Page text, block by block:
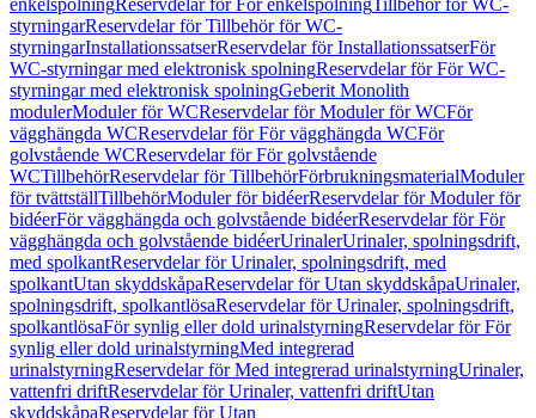
enkelspolningReservdelar för För enkelspolningTillbehör för WC-
styrningarReservdelar för Tillbehör för WC-
styrningarInstallationssatserReservdelar för InstallationssatserFör
WC-styrningar med elektronisk spolningReservdelar för För WC-
styrningar med elektronisk spolningGeberit Monolith
modulerModuler för WCReservdelar för Moduler för WCFör
vägghängda WCReservdelar för För vägghängda WCFör
golvstående WCReservdelar för För golvstående
WCTillbehörReservdelar för TillbehörFörbrukningsmaterialModuler
för tvättställTillbehörModuler för bidéerReservdelar för Moduler för
bidéerFör vägghängda och golvstående bidéerReservdelar för För
vägghängda och golvstående bidéerUrinalerUrinaler, spolningsdrift,
med spolkantReservdelar för Urinaler, spolningsdrift, med
spolkantUtan skyddskåpaReservdelar för Utan skyddskåpaUrinaler,
spolningsdrift, spolkantlösaReservdelar för Urinaler, spolningsdrift,
spolkantlösaFör synlig eller dold urinalstyrningReservdelar för För
synlig eller dold urinalstyrningMed integrerad
urinalstyrningReservdelar för Med integrerad urinalstyrningUrinaler,
vattenfri driftReservdelar för Urinaler, vattenfri driftUtan
skyddskåpaReservdelar för Utan